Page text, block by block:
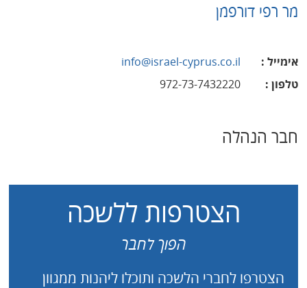
מר רפי דורפמן
אימייל :
info@israel-cyprus.co.il
טלפון :
972-73-7432220
חבר הנהלה
הצטרפות ללשכה
הפוך לחבר
הצטרפו לחברי הלשכה ותוכלו ליהנות ממגוון